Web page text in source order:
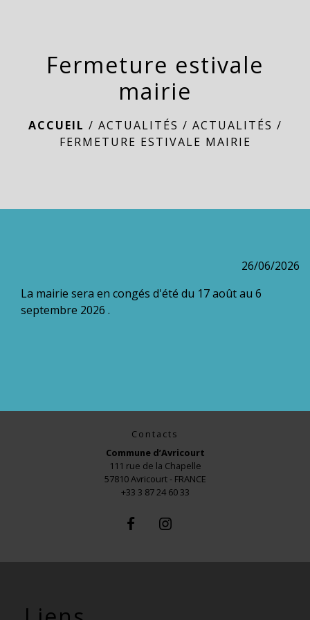
Fermeture estivale
mairie
ACCUEIL / ACTUALITÉS / ACTUALITÉS /
FERMETURE ESTIVALE MAIRIE
26/06/2026
La mairie sera en congés d'été du 17 août au 6
septembre 2026 .
Contacts
Commune d’Avricourt
111 rue de la Chapelle
57810 Avricourt - FRANCE
+33 3 87 24 60 33